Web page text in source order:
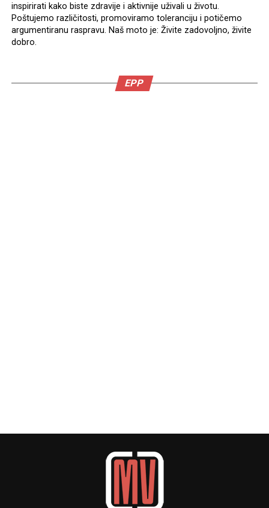
inspirirati kako biste zdravije i aktivnije uživali u životu.
Poštujemo različitosti, promoviramo toleranciju i potičemo
argumentiranu raspravu. Naš moto je: Živite zadovoljno, živite
dobro.
EPP